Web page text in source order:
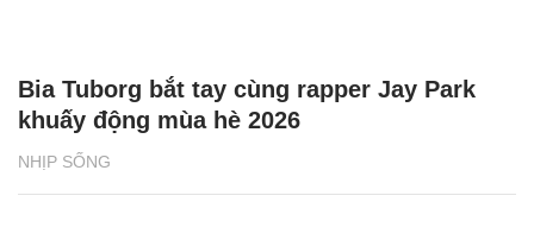
NHỊP SỐNG
Bia Tuborg bắt tay cùng rapper Jay Park
khuấy động mùa hè 2026